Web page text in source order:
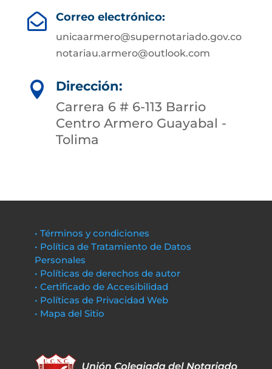
 Correo electrónico:
unicaarmero@supernotariado.gov.co
notariau.armero@outlook.com

Dirección:
Carrera 6 # 6-113 Barrio
Centro Armero Guayabal -
Tolima
• Términos y condiciones
• Política de Tratamiento de Datos
Personales
• Políticas de derechos de autor
• Certificado de Accesibilidad
• Políticas de Privacidad Web
• Mapa del Sitio